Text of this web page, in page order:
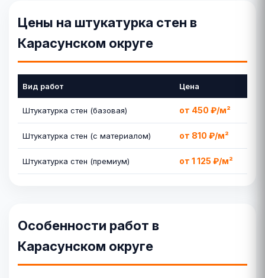
Цены на штукатурка стен в
Карасунском округе
Вид работ Цена
Штукатурка стен (базовая) от 450 ₽/м²
Штукатурка стен (с материалом) от 810 ₽/м²
Штукатурка стен (премиум) от 1 125 ₽/м²
Особенности работ в
Карасунском округе